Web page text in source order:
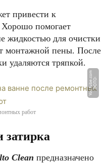
привести к
помогает
жидкостью для очистки
монтажной пены. После
удаляются тряпкой.
Ф
О
Т
О:
Y
o
u
T
u
b
e.
c
o
m
работ
затирка
Clean предназначено